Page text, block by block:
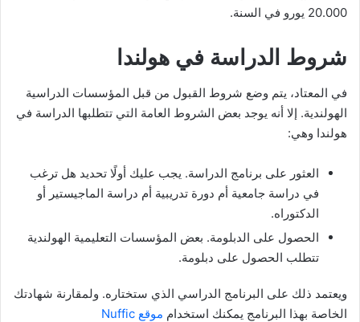
20.000 يورو في السنة.
شروط الدراسة في هولندا
في المعتاد، يتم وضع شروط القبول من قبل المؤسسات الدراسية
الهولندية. إلا أنه يوجد بعض الشروط العامة التي تتطلبها الدراسة في
هولندا وهي:
العثور على برنامج الدراسة. يجب عليك أولًا تحديد هل ترغب
في دراسة جامعية أم دورة تدريبية أم دراسة الماجيستير أو
الدكتوراه.
الحصول على الدبلومة. بعض المؤسسات التعليمية الهولندية
تتطلب الحصول على دبلومة.
ويعتمد ذلك على البرنامج الدراسي الذي ستختاره. ولمقارنة شهادتك
الخاصة بهذا البرنامج يمكنك استخدام موقع Nuffic